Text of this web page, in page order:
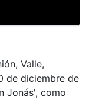
Valle,
de diciembre de
Jonás', como